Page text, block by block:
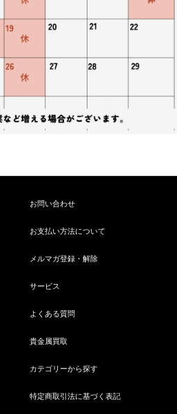
お問い合わせ
お支払い方法について
メルマガ登録・解除
サービス
よくある質問
貴金属買取
カテゴリーから探す
特定商取引法に基づく表記